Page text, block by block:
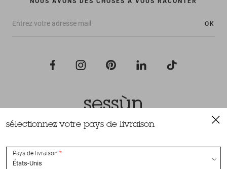
OK
Tous droits réservés Sessùn 2022
sélectionnez votre pays de livraison
Pays de livraison